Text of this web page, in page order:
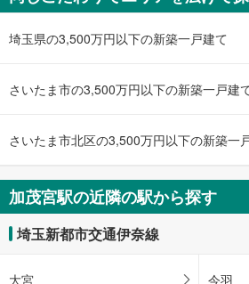
埼玉県の3,500万円以下の新築一戸建て
さいたま市の3,500万円以下の新築一戸建
さいたま市北区の3,500万円以下の新築一
加茂宮駅の近隣の駅から探す
埼玉新都市交通伊奈線
大宮 今羽